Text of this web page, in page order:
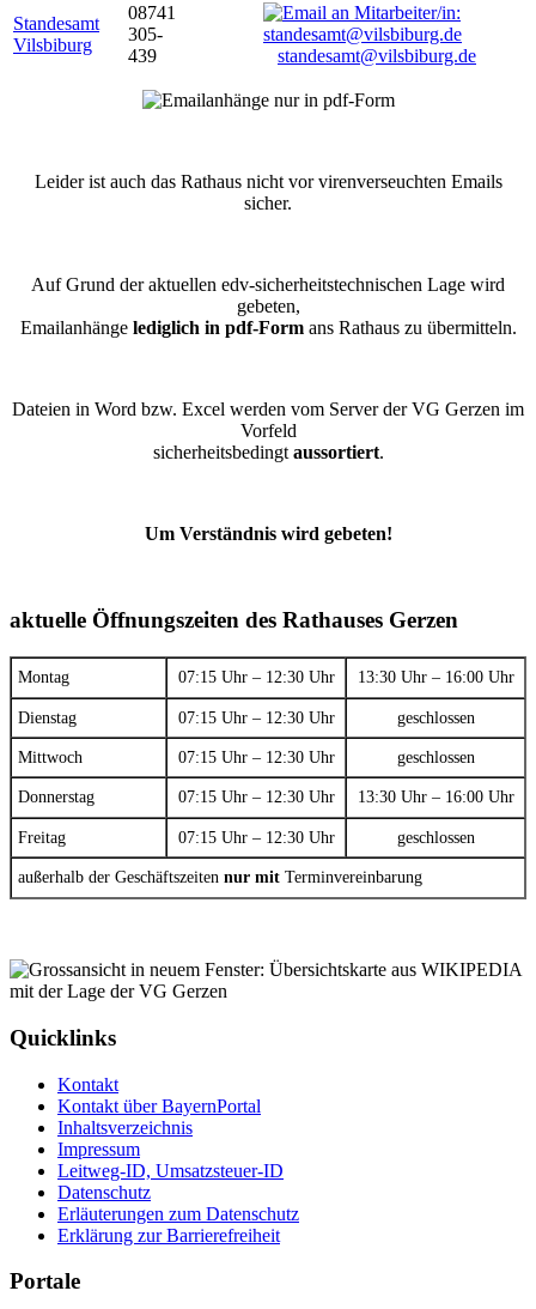
Standesamt
Vilsbiburg
08741
305-
439
standesamt@vilsbiburg.de
Leider ist auch das Rathaus nicht vor virenverseuchten Emails
sicher.
Auf Grund der aktuellen edv-sicherheitstechnischen Lage wird
gebeten,
Emailanhänge lediglich in pdf-Formans Rathaus zu übermitteln.
Dateien in Word bzw. Excel werden vom Server der VG Gerzen im
Vorfeld
sicherheitsbedingt aussortiert.
Um Verständnis wird gebeten!
aktuelle Öffnungszeiten des Rathauses Gerzen
Montag 07:15 Uhr – 12:30 Uhr 13:30 Uhr – 16:00 Uhr
Dienstag 07:15 Uhr – 12:30 Uhr geschlossen
Mittwoch 07:15 Uhr – 12:30 Uhr geschlossen
Donnerstag 07:15 Uhr – 12:30 Uhr 13:30 Uhr – 16:00 Uhr
Freitag 07:15 Uhr – 12:30 Uhr geschlossen
außerhalb der Geschäftszeiten nur mit Terminvereinbarung
Quicklinks
Kontakt
Kontakt über BayernPortal
Inhaltsverzeichnis
Impressum
Leitweg-ID, Umsatzsteuer-ID
Datenschutz
Erläuterungen zum Datenschutz
Erklärung zur Barrierefreiheit
Portale